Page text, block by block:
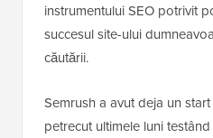
instrumentului SEO potrivit
succesul site-ului
căutării.
Semrush a avut deja un
petrecut ultimele luni